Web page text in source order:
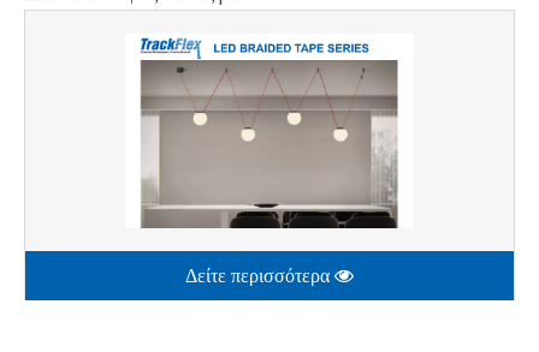
Δείτε περισσότερα